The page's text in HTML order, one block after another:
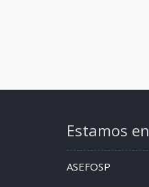
Estamos en
ASEFOSP